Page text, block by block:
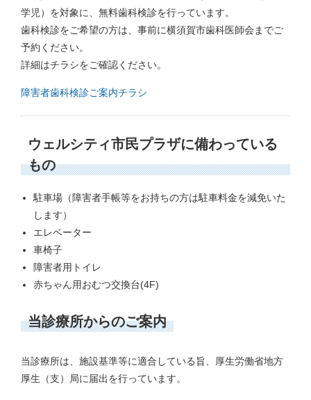
学児）を対象に、無料歯科検診を行っています。
歯科検診をご希望の方は、事前に横須賀市歯科医師会までご
予約ください。
詳細はチラシをご確認ください。
障害者歯科検診ご案内チラシ
ウェルシティ市民プラザに備わっている
もの
駐車場（障害者手帳等をお持ちの方は駐車料金を減免いた
します）
エレベーター
車椅子
障害者用トイレ
赤ちゃん用おむつ交換台(4F)
当診療所からのご案内
当診療所は、施設基準等に適合している旨、厚生労働省地方
厚生（支）局に届出を行っています。